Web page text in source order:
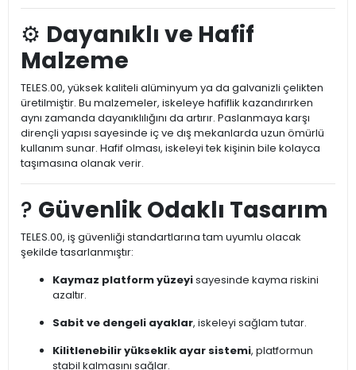
⚙️ Dayanıklı ve Hafif
Malzeme
TELES.00, yüksek kaliteli alüminyum ya da galvanizli çelikten
üretilmiştir. Bu malzemeler, iskeleye hafiflik kazandırırken
aynı zamanda dayanıklılığını da artırır. Paslanmaya karşı
dirençli yapısı sayesinde iç ve dış mekanlarda uzun ömürlü
kullanım sunar. Hafif olması, iskeleyi tek kişinin bile kolayca
taşımasına olanak verir.
? Güvenlik Odaklı Tasarım
TELES.00, iş güvenliği standartlarına tam uyumlu olacak
şekilde tasarlanmıştır:
Kaymaz platform yüzeyisayesinde kayma riskini
azaltır.
Sabit ve dengeli ayaklar, iskeleyi sağlam tutar.
Kilitlenebilir yükseklik ayar sistemi, platformun
stabil kalmasını sağlar.